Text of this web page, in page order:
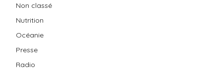
Non classé
Nutrition
Océanie
Presse
Radio